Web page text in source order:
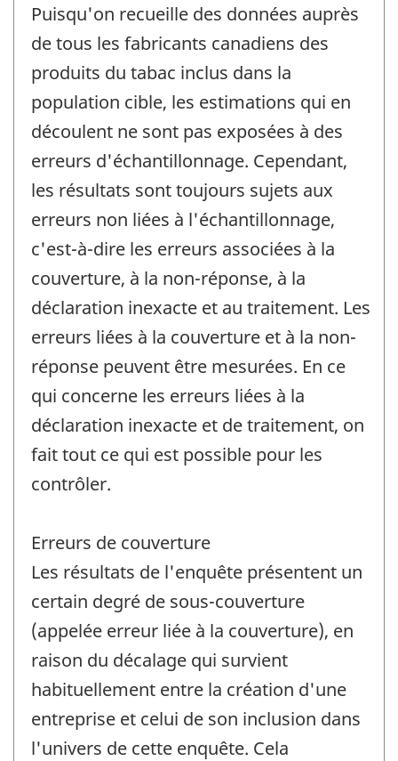
Puisqu'on recueille des données auprès
de tous les fabricants canadiens des
produits du tabac inclus dans la
population cible, les estimations qui en
découlent ne sont pas exposées à des
erreurs d'échantillonnage. Cependant,
les résultats sont toujours sujets aux
erreurs non liées à l'échantillonnage,
c'est-à-dire les erreurs associées à la
couverture, à la non-réponse, à la
déclaration inexacte et au traitement. Les
erreurs liées à la couverture et à la non-
réponse peuvent être mesurées. En ce
qui concerne les erreurs liées à la
déclaration inexacte et de traitement, on
fait tout ce qui est possible pour les
contrôler.
Erreurs de couverture
Les résultats de l'enquête présentent un
certain degré de sous-couverture
(appelée erreur liée à la couverture), en
raison du décalage qui survient
habituellement entre la création d'une
entreprise et celui de son inclusion dans
l'univers de cette enquête. Cela